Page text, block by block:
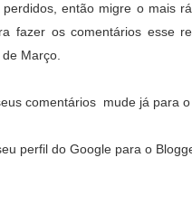
então migre o mais
fazer os comentários esse
Março.
comentários mude já para
perfil do Google para o